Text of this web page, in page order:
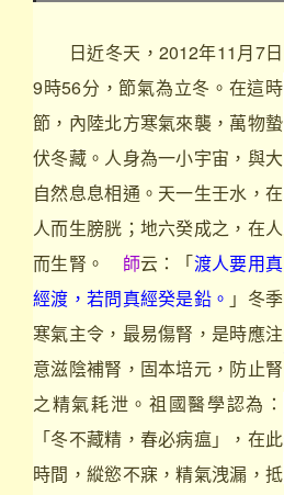
日近冬天，2012年11月7日
9時56分，節氣為立冬。在這時
節，內陸北方寒氣來襲，萬物蟄
伏冬藏。人身為一小宇宙，與大
自然息息相通。天一生壬水，在
人而生膀胱；地六癸成之，在人
而生腎。 師云：「渡人要用真
經渡，若問真經癸是鉛。 」冬季
寒氣主令，最易傷腎，是時應注
意滋陰補腎，固本培元，防止腎
之精氣耗泄。祖國醫學認為：
「冬不藏精，春必病瘟」，在此
時間，縱慾不寐，精氣洩漏，抵